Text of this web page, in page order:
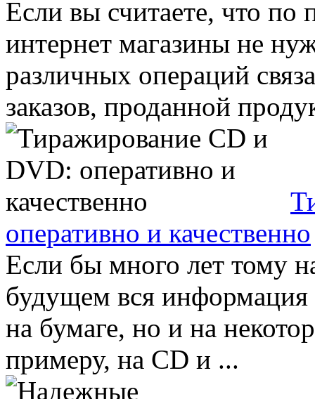
Если вы считаете, что
интернет магазины не
различных операций
заказов, проданной
оперативно и качественно
Если бы много лет тому
будущем вся информация
на бумаге, но и на
примеру, на CD и ...